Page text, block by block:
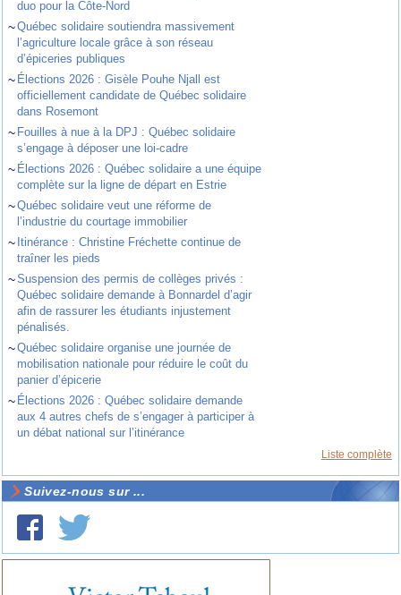
duo pour la Côte-Nord
~Québec solidaire soutiendra massivement
l’agriculture locale grâce à son réseau
d’épiceries publiques
~ Élections 2026 : Gisèle Pouhe Njall est
officiellement candidate de Québec solidaire
dans Rosemont
~ Fouilles à nue à la DPJ : Québec solidaire
s’engage à déposer une loi-cadre
~ Élections 2026 : Québec solidaire a une équipe
complète sur la ligne de départ en Estrie
~Québec solidaire veut une réforme de
l’industrie du courtage immobilier
~ Itinérance : Christine Fréchette continue de
traîner les pieds
~Suspension des permis de collèges privés :
Québec solidaire demande à Bonnardel d’agir
afin de rassurer les étudiants injustement
pénalisés.
~Québec solidaire organise une journée de
mobilisation nationale pour réduire le coût du
panier d’épicerie
~ Élections 2026 : Québec solidaire demande
aux 4 autres chefs de s’engager à participer à
un débat national sur l’itinérance
Liste complète
Suivez-nous sur ...